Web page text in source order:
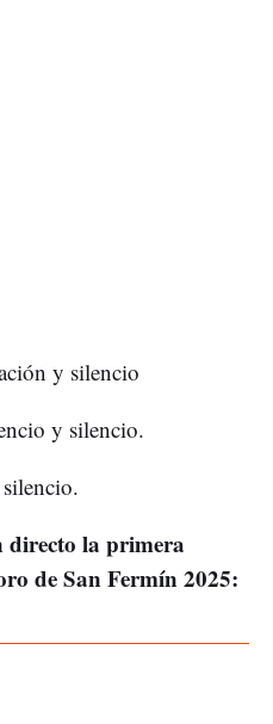
y silencio
y silencio.
directo la primera
de San Fermín 2025: